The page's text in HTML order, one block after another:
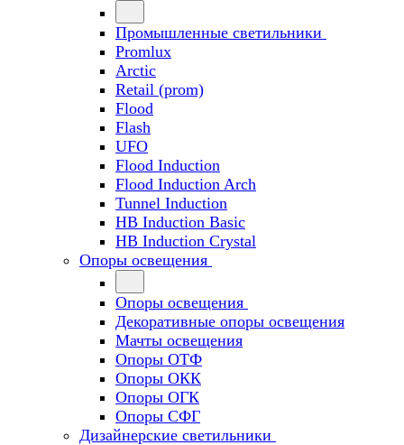
Промышленные светильники
Promlux
Arctic
Retail (prom)
Flood
Flash
UFO
Flood Induction
Flood Induction Arch
Tunnel Induction
HB Induction Basic
HB Induction Crystal
Опоры освещения
Опоры освещения
Декоративные опоры освещения
Мачты освещения
Опоры ОТФ
Опоры ОКК
Опоры ОГК
Опоры СФГ
Дизайнерские светильники